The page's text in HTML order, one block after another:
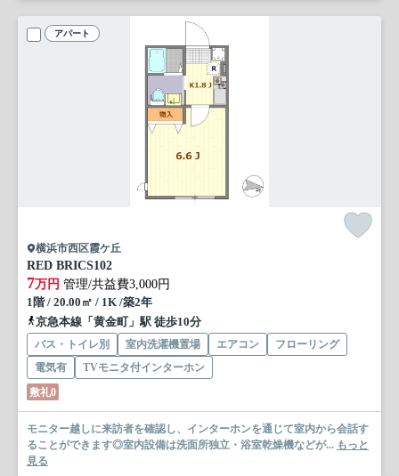
アパート
横浜市西区霞ケ丘
RED BRICS102
7万円 管理/共益費3,000円
1階 / 20.00㎡ / 1K /築2年
京急本線「黄金町」駅 徒歩10分
バス・トイレ別 室内洗濯機置場 エアコン
フローリング
電気有
TVモニタ付インターホン
敷礼0
モニター越しに来訪者を確認し、インターホンを通じて室内から会話す
ることができます◎室内設備は洗面所独立・浴室乾燥機などが... もっと
見る